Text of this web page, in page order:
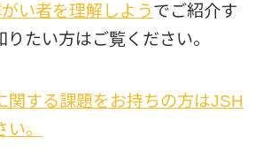
い者を理解 しようでご紹介す
りたい方はご覧ください。
関する課題をお持ちの方はJSH
。